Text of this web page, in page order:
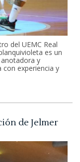
del UEMC Real
es un
y
experiencia y
de Jelmer